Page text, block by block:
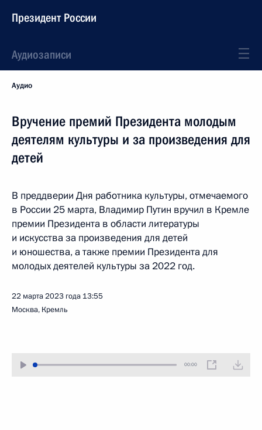
Президент России
Аудиозаписи
Аудио
Вручение премий Президента молодым
деятелям культуры и за произведения для
детей
В преддверии Дня работника культуры, отмечаемого
в России 25 марта, Владимир Путин вручил в Кремле
премии Президента в области литературы
и искусства за произведения для детей
и юношества, а также премии Президента для
молодых деятелей культуры за 2022 год.
22 марта 2023 года 13:55
Москва, Кремль
00:00